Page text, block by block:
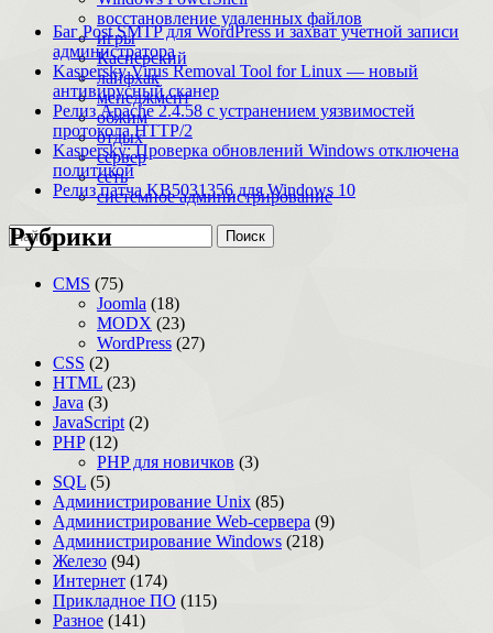
восстановление удаленных файлов
игры
Касперский
лайфхак
менеджмент
обжим
отдых
сервер
сеть
системное администрирование
Поиск
Баг Post SMTP для WordPress и захват учетной записи
администратора
Kaspersky Virus Removal Tool for Linux — новый
антивирусный сканер
Релиз Apache 2.4.58 с устранением уязвимостей
протокола HTTP/2
Kaspersky: Проверка обновлений Windows отключена
политикой
Релиз патча KB5031356 для Windows 10
Рубрики
CMS (75)
Joomla (18)
MODX (23)
WordPress (27)
CSS (2)
HTML (23)
Java (3)
JavaScript (2)
PHP(12)
PHP для новичков (3)
SQL (5)
Администрирование Unix (85)
Администрирование Web-сервера (9)
Администрирование Windows (218)
Железо (94)
Интернет (174)
Прикладное ПО (115)
Разное (141)